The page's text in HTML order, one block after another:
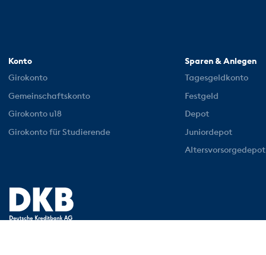
Konto
Girokonto
Gemeinschaftskonto
Girokonto u18
Girokonto für Studierende
Sparen & Anlegen
Tagesgeldkonto
Festgeld
Depot
Juniordepot
Altersvorsorgedepot